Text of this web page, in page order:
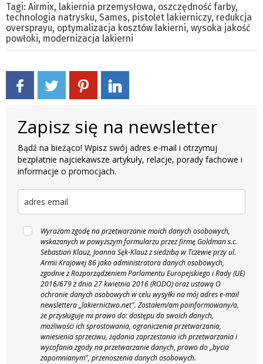
Tagi: Airmix, lakiernia przemysłowa, oszczędność farby,
technologia natrysku, Sames, pistolet lakierniczy, redukcja
oversprayu, optymalizacja kosztów lakierni, wysoka jakość
powłoki, modernizacja lakierni
Zapisz się na newsletter
Bądź na bieżąco! Wpisz swój adres e-mail i otrzymuj
bezpłatnie najciekawsze artykuły, relacje, porady fachowe i
informacje o promocjach.
Wyrażam zgodę na przetwarzanie moich danych osobowych,
wskazanych w powyższym formularzu przez firmę Goldman s.c.
Sebastian Klauz, Joanna Sęk-Klauz z siedzibą w Tczewie przy ul.
Armii Krajowej 86 jako administratora danych osobowych,
zgodnie z Rozporządzeniem Parlamentu Europejskiego i Rady (UE)
2016/679 z dnia 27 kwietnia 2016 (RODO) oraz ustawą O
ochronie danych osobowych w celu wysyłki na mój adres e-mail
newslettera „lakiernictwo.net". Zostałem/am poinformowany/a,
że przysługuje mi prawo do: dostępu do swoich danych,
możliwości ich sprostowania, ograniczenia przetwarzania,
wniesienia sprzeciwu, żądania zaprzestania ich przetwarzania i
wycofania zgody na przetwarzanie danych, prawo do „bycia
zapomnianym", przenoszenia danych osobowych.